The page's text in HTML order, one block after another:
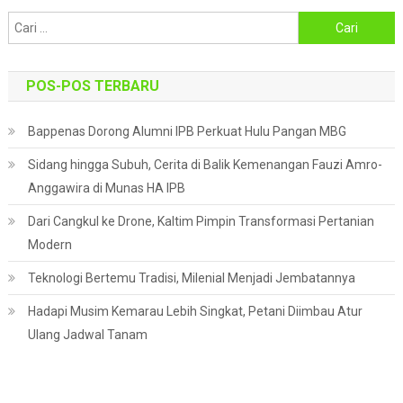
untuk:
POS-POS TERBARU
Bappenas Dorong Alumni IPB Perkuat Hulu Pangan MBG
Sidang hingga Subuh, Cerita di Balik Kemenangan Fauzi Amro-
Anggawira di Munas HA IPB
Dari Cangkul ke Drone, Kaltim Pimpin Transformasi Pertanian
Modern
Teknologi Bertemu Tradisi, Milenial Menjadi Jembatannya
Hadapi Musim Kemarau Lebih Singkat, Petani Diimbau Atur
Ulang Jadwal Tanam